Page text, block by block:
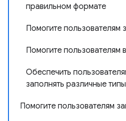
правильном формате
Помогите пользователям
Помогите пользователям
Обеспечить
заполнять различные
Помогите пользователям